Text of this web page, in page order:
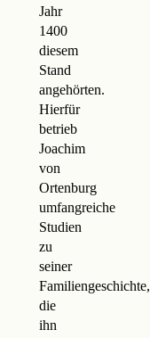
Jahr
1400
diesem
Stand
angehörten.
Hierfür
betrieb
Joachim
von
Ortenburg
umfangreiche
Studien
zu
seiner
Familiengeschichte,
die
ihn